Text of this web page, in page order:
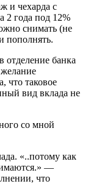
и чехарда с
2 года под 12%
снимать (не
пополнять.
отделение банка
что таковое
вид вклада не
со мной
«..потому как
—
что